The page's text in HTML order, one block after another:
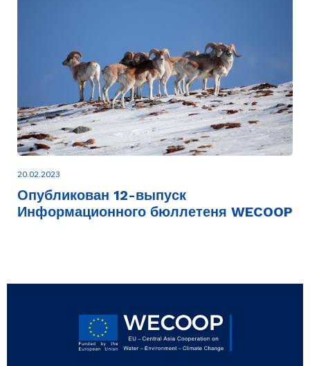
20.02.2023
Опубликован 12-выпуск
Информационного бюллетеня WECOOP